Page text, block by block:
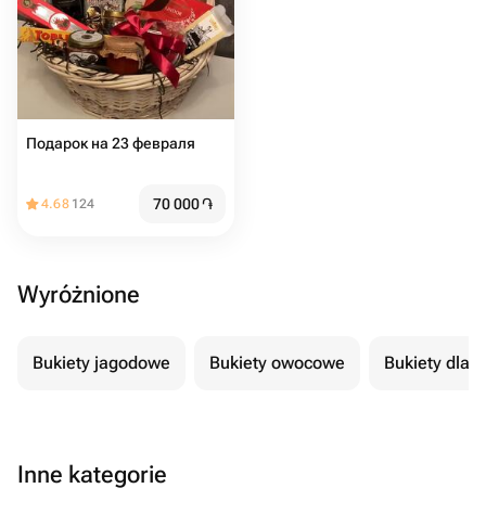
Подарок на 23 февраля
4.68 124 70 000֏
Wyróżnione
Bukiety jagodowe Bukiety owocowe Bukiety dla
Inne kategorie